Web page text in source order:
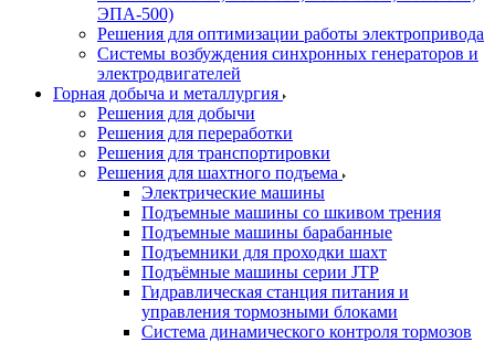
ЭПА-500)
Решения для оптимизации работы электропривода
Системы возбуждения синхронных генераторов и
электродвигателей
Горная добыча и металлургия
Решения для добычи
Решения для переработки
Решения для транспортировки
Решения для шахтного подъема
Электрические машины
Подъемные машины со шкивом трения
Подъемные машины барабанные
Подъемники для проходки шахт
Подъёмные машины серии JTP
Гидравлическая станция питания и
управления тормозными блоками
Система динамического контроля тормозов